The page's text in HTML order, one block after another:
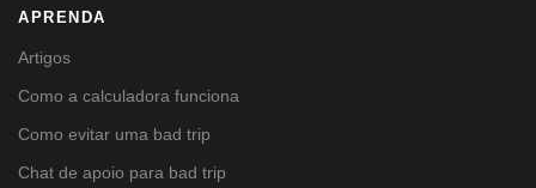
APRENDA
Artigos
Como a calculadora funciona
Como evitar uma bad trip
Chat de apoio para bad trip